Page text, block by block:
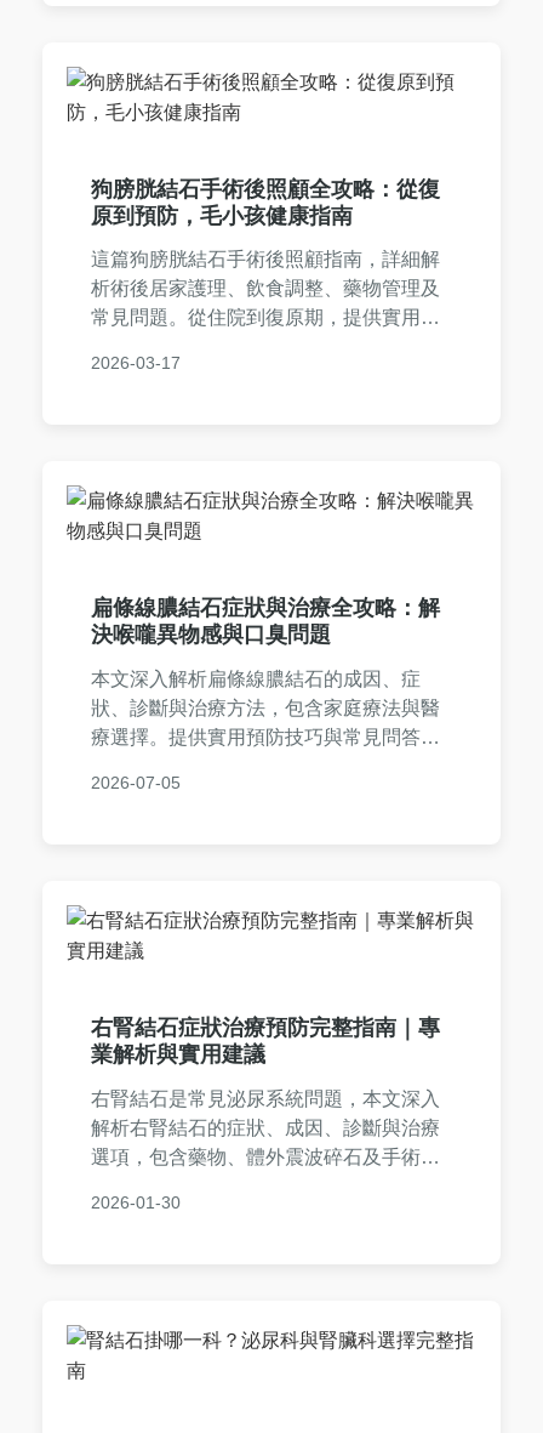
狗膀胱結石手術後照顧全攻略：從復
原到預防，毛小孩健康指南
這篇狗膀胱結石手術後照顧指南，詳細解
析術後居家護理、飲食調整、藥物管理及
常見問題。從住院到復原期，提供實用建
恢復。內容涵蓋水分攝取、運動限制、復
2026-03-17
扁條線膿結石症狀與治療全攻略：解
決喉嚨異物感與口臭問題
本文深入解析扁條線膿結石的成因、症
狀、診斷與治療方法，包含家庭療法與醫
療選擇。提供實用預防技巧與常見問答，
容基於專業知識與個人經驗，確保資訊可
2026-07-05
右腎結石症狀治療預防完整指南｜專
業解析與實用建議
右腎結石是常見泌尿系統問題，本文深入
解析右腎結石的症狀、成因、診斷與治療
選項，包含藥物、體外震波碎石及手術比
常見問答，幫助您全面應對右腎結石，減
2026-01-30